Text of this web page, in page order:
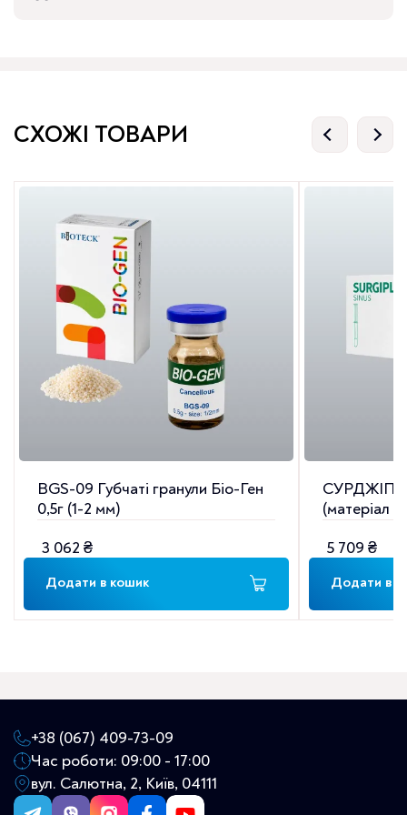
СХОЖІ ТОВАРИ
BGS-09 Губчаті гранули Біо-Ген
0,5г (1-2 мм)
3 062 ₴
Додати в кошик
(матеріал
5 709 ₴
Додати в
+38 (067) 409-73-09
Час роботи: 09:00 - 17:00
вул. Салютна, 2, Київ, 04111